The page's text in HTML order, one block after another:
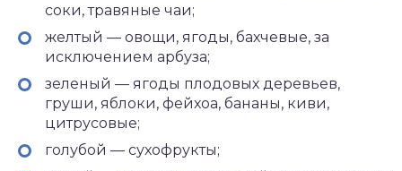
соки, травяные чаи;
желтый — овощи, ягоды, бахчевые, за
исключением арбуза;
зеленый — ягоды плодовых деревьев,
груши, яблоки, фейхоа, бананы, киви,
цитрусовые;
голубой — сухофрукты;